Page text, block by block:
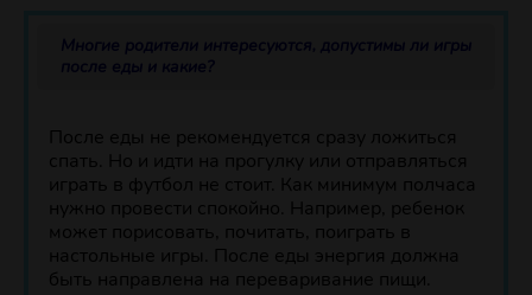
После еды не рекомендуется сразу ложиться
спать. Но и идти на прогулку или отправляться
играть в футбол не стоит. Как минимум полчаса
нужно провести спокойно. Например, ребенок
может порисовать, почитать, поиграть в
настольные игры. После еды энергия должна
быть направлена на переваривание пищи.